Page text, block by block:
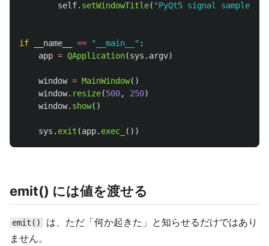
self. setWindowTitle( "PyQt5 signal sample
if __name__ == " __main__ " :
app = QApplication(sys . argv)
window = MainWindow()
window. resize(500, 250)
window. show()
sys . exit (app. exec_ ())
emit() には値を渡せる
emit()
は、ただ「何か起きた」と知らせるだけではあり
ません。